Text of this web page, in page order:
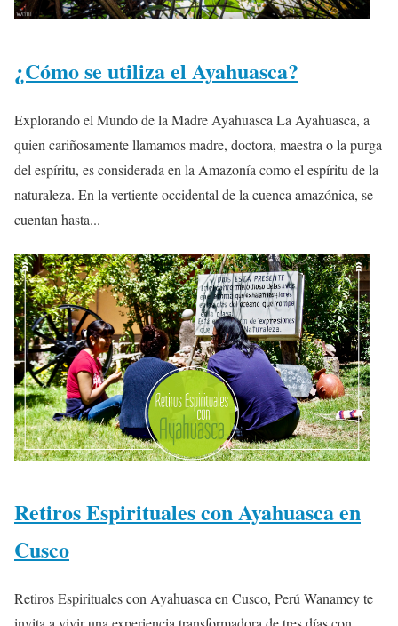
¿Cómo se utiliza el Ayahuasca?
Explorando el Mundo de la Madre Ayahuasca La Ayahuasca, a
quien cariñosamente llamamos madre, doctora, maestra o la purga
del espíritu, es considerada en la Amazonía como el espíritu de la
naturaleza. En la vertiente occidental de la cuenca amazónica, se
cuentan hasta...
Retiros Espirituales con Ayahuasca en
Cusco
Retiros Espirituales con Ayahuasca en Cusco, Perú Wanamey te